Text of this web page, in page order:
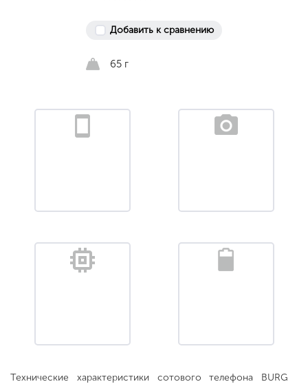
Добавить к сравнению
65 г
Технические характеристики сотового телефона BURG